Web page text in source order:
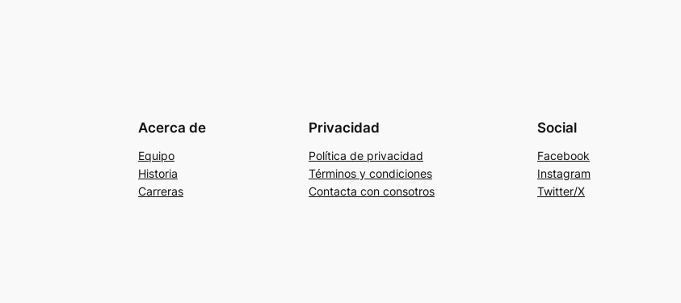
Acerca de
Equipo
Historia
Carreras
Privacidad
Política de privacidad
Términos y condiciones
Contacta con consotros
Social
Facebook
Instagram
Twitter/X